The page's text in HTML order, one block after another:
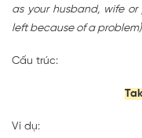
as your husband, wife
left because of a
Cấu trúc:
Ví dụ: